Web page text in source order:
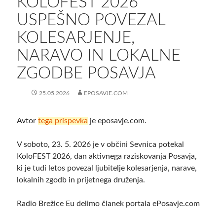
USPEŠNO POVEZAL
KOLESARJENJE,
NARAVO IN LOKALNE
ZGODBE POSAVJA
25.05.2026 EPOSAVJE.COM
Avtor tega prispevka je eposavje.com.
V soboto, 23. 5. 2026 je v občini Sevnica potekal
KoloFEST 2026, dan aktivnega raziskovanja Posavja,
ki je tudi letos povezal ljubitelje kolesarjenja, narave,
lokalnih zgodb in prijetnega druženja.
Radio Brežice Eu delimo članek portala ePosavje.com